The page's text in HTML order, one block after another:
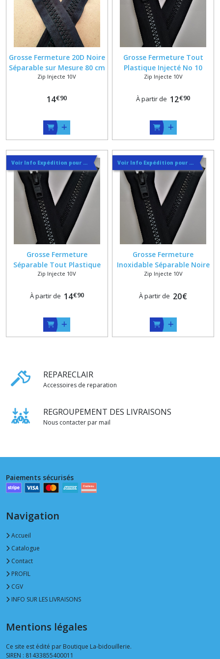
Grosse Fermeture 20D Noire
Séparable sur Mesure 80 cm
Max
Zip Injecte 10V
14€90
Grosse Fermeture Tout
Plastique Injecté No 10
Noire Séparable sur Mesure
Zip Injecte 10V
À partir de 12€90
Voir Info Expédition pour Régler les Frais de Port au Meilleur Prix , En haut d'ecran à Droite
Grosse Fermeture
Séparable Tout Plastique
YKK 10V Noire ou Blanche
Zip Injecte 10V
À partir de 14€90
Voir Info Expédition pour Régler les Frais de Port au Meilleur Prix , En haut d'ecran à Droite
Grosse Fermeture
Inoxidable Séparable Noire
ou Blanche YKK 10V Grande
Zip Injecte 10V
À partir de 20€
REPARECLAIR
Accessoires de reparation
REGROUPEMENT DES LIVRAISONS
Nous contacter par mail
Paiements sécurisés
Navigation
Accueil
Catalogue
Contact
PROFIL
CGV
INFO SUR LES LIVRAISONS
Mentions légales
Ce site est édité par Boutique La-bidouillerie.
SIREN : 81433855400011